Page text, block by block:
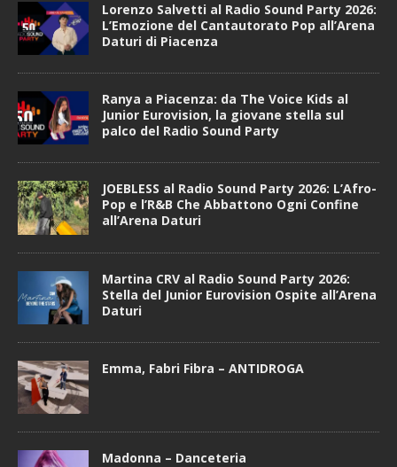
Lorenzo Salvetti al Radio Sound Party 2026:
L’Emozione del Cantautorato Pop all’Arena
Daturi di Piacenza
Ranya a Piacenza: da The Voice Kids al
Junior Eurovision, la giovane stella sul
palco del Radio Sound Party
JOEBLESS al Radio Sound Party 2026: L’Afro-
Pop e l’R&B Che Abbattono Ogni Confine
all’Arena Daturi
Martina CRV al Radio Sound Party 2026:
Stella del Junior Eurovision Ospite all’Arena
Daturi
Emma, Fabri Fibra – ANTIDROGA
Madonna – Danceteria